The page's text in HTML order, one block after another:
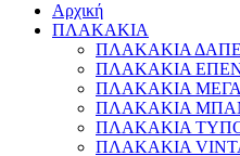
Αρχική
ΠΛΑΚΑΚΙΑ
ΠΛΑΚΑΚΙΑ
ΠΛΑΚΑΚΙΑ
ΠΛΑΚΑΚΙΑ
ΠΛΑΚΑΚΙΑ
ΠΛΑΚΑΚΙΑ
ΠΛΑΚΑΚΙΑ